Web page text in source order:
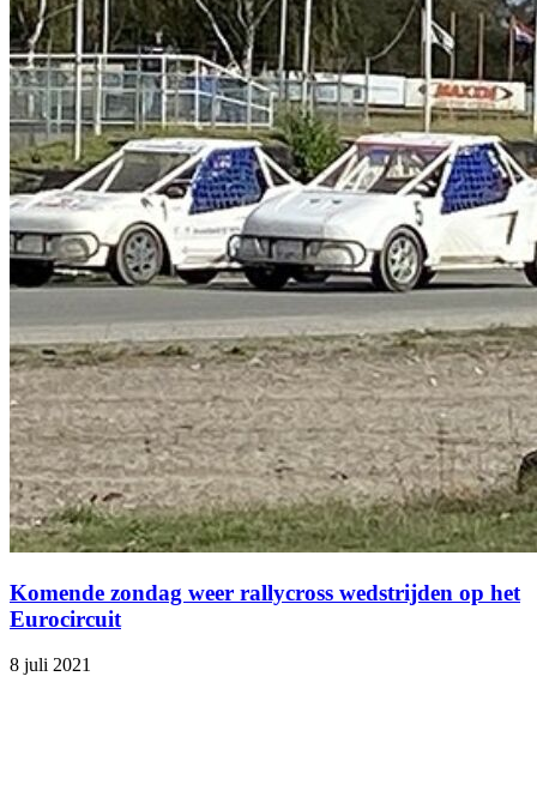
Komende zondag weer rallycross wedstrijden op het
Eurocircuit
8 juli 2021